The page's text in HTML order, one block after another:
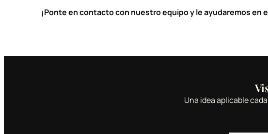
¡Ponte en contacto con nuestro equipo y le ayudaremos en
Una idea aplicable